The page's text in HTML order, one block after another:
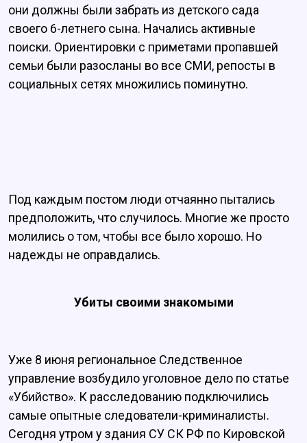
они должны были забрать из детского сада
своего 6-летнего сына. Начались активные
поиски. Ориентировки с приметами пропавшей
семьи были разосланы во все СМИ, репосты в
социальных сетях множились поминутно.
Под каждым постом люди отчаянно пытались
предположить, что случилось. Многие же просто
молились о том, чтобы все было хорошо. Но
надежды не оправдались.
Убиты своими знакомыми
Уже 8 июня региональное Следственное
управление возбудило уголовное дело по статье
«Убийство». К расследованию подключились
самые опытные следователи-криминалисты.
Сегодня утром у здания СУ СК РФ по Кировской